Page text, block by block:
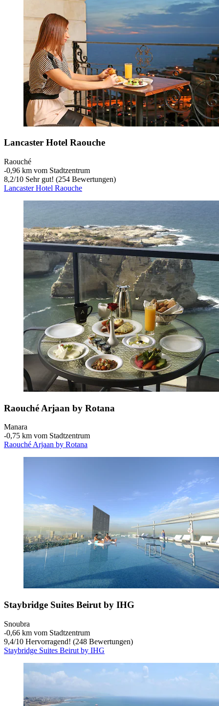
Lancaster Hotel Raouche
Raouché
‐0,96 km vom Stadtzentrum
8,2/10 Sehr gut! (254 Bewertungen)
Lancaster Hotel Raouche
Raouché Arjaan by Rotana
Manara
‐0,75 km vom Stadtzentrum
Raouché Arjaan by Rotana
Staybridge Suites Beirut by IHG
Snoubra
‐0,66 km vom Stadtzentrum
9,4/10 Hervorragend! (248 Bewertungen)
Staybridge Suites Beirut by IHG